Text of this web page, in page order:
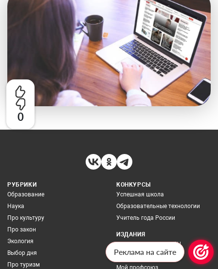
0
РУБРИКИ
Образование
Наука
Про культуру
Про закон
Экология
Выбор дня
Про туризм
КОНКУРСЫ
Успешная школа
Образовательные технологии
Учитель года России
ИЗДАНИЯ
Сетевое издание UG.RU
УГ – Москва
Реклама на сайте